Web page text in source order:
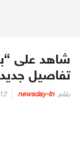
شاهد على
تفاصيل
بقلم newsday-tn 12 فبراير 2026